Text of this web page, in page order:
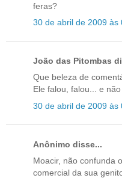
feras?
30 de abril de 2009 às
João das Pitombas
Que beleza de
Ele falou, falou... e
30 de abril de 2009 às
Anônimo disse...
Moacir, não confunda
comercial da sua